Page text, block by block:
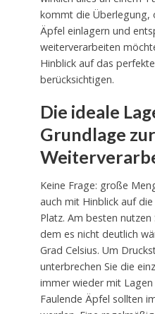
kommt die Überlegung,
Äpfel einlagern und
weiterverarbeiten
Hinblick auf das
berücksichtigen.
Die ideale
Grundlage zur
Keine Frage: große
auch mit Hinblick auf
Platz. Am besten nutzen
dem es nicht deutlich
Grad Celsius. Um
unterbrechen Sie die
immer wieder mit
Faulende Äpfel sollten